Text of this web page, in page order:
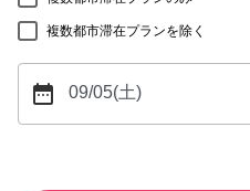
複数都市滞在プランを除く